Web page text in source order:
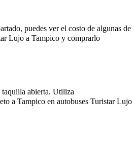
puedes ver el costo de algunas de
Lujo a Tampico y comprarlo
taquilla abierta. Utiliza
a Tampico en autobuses Turistar Lujo